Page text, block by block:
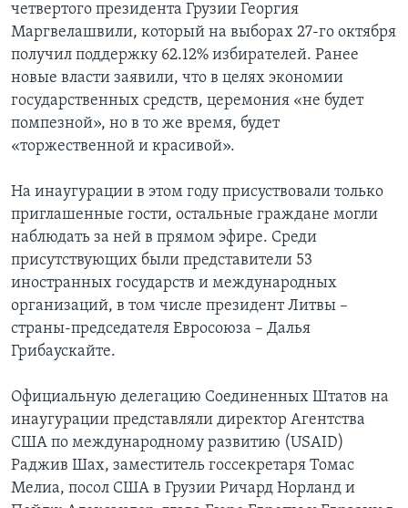
четвертого президента Грузии Георгия
Маргвелашвили, который на выборах 27-го октября
получил поддержку 62.12% избирателей. Ранее
новые власти заявили, что в целях экономии
государственных средств, церемония «не будет
помпезной», но в то же время, будет
«торжественной и красивой».
На инаугурации в этом году присуствовали только
приглашенные гости, остальные граждане могли
наблюдать за ней в прямом эфире. Среди
присутствующих были представители 53
иностранных государств и международных
организаций, в том числе президент Литвы –
страны-председателя Евросоюза – Далья
Грибаускайте.
Официальную делегацию Соединенных Штатов на
инаугурации представляли директор Агентства
США по международному развитию (USAID)
Раджив Шах, заместитель госсекретаря Томас
Мелиа, посол США в Грузии Ричард Норланд и